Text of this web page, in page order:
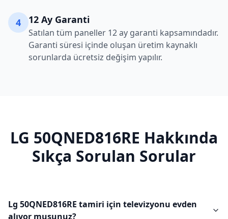
4 12 Ay Garanti
Satılan tüm paneller 12 ay garanti kapsamındadır.
Garanti süresi içinde oluşan üretim kaynaklı
sorunlarda ücretsiz değişim yapılır.
LG 50QNED816RE Hakkında
Sıkça Sorulan Sorular
Lg 50QNED816RE tamiri için televizyonu evden
alıyor musunuz?